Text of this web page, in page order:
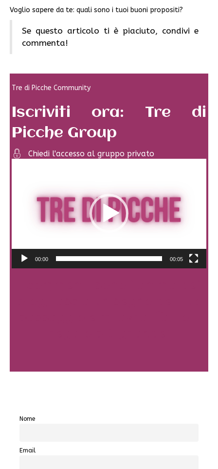
Voglio sapere da te: quali sono i tuoi buoni propositi?
Se questo articolo ti è piaciuto, condivi e
commenta!
Tre di Picche Community
Iscriviti ora: Tre di
Picche Group
Chiedi l'accesso al gruppo privato
00:00 00:05
Nome
Email